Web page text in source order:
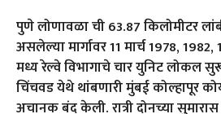
पुणे लोणावळा ची 63.87 किलोमीटर
असलेल्या मार्गावर 11 मार्च 1978,
मध्य रेल्वे विभागाचे चार युनिट लोकल
चिंचवड येथे थांबणारी मुंबई कोल्हापूर
अचानक बंद केली. रात्री दोनच्या